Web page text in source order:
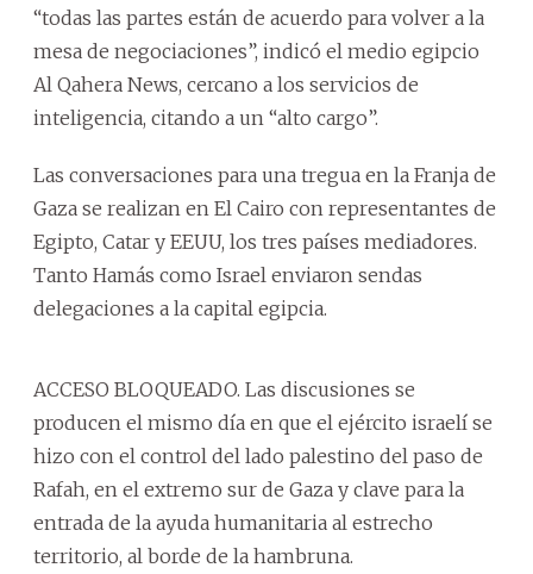
“todas las partes están de acuerdo para volver a la
mesa de negociaciones”, indicó el medio egipcio
Al Qahera News, cercano a los servicios de
inteligencia, citando a un “alto cargo”.
Las conversaciones para una tregua en la Franja de
Gaza se realizan en El Cairo con representantes de
Egipto, Catar y EEUU, los tres países mediadores.
Tanto Hamás como Israel enviaron sendas
delegaciones a la capital egipcia.
ACCESO BLOQUEADO. Las discusiones se
producen el mismo día en que el ejército israelí se
hizo con el control del lado palestino del paso de
Rafah, en el extremo sur de Gaza y clave para la
entrada de la ayuda humanitaria al estrecho
territorio, al borde de la hambruna.